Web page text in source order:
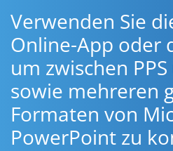
Verwenden Sie
Online-App oder
um zwischen PPS
sowie mehreren
Formaten von
PowerPoint zu